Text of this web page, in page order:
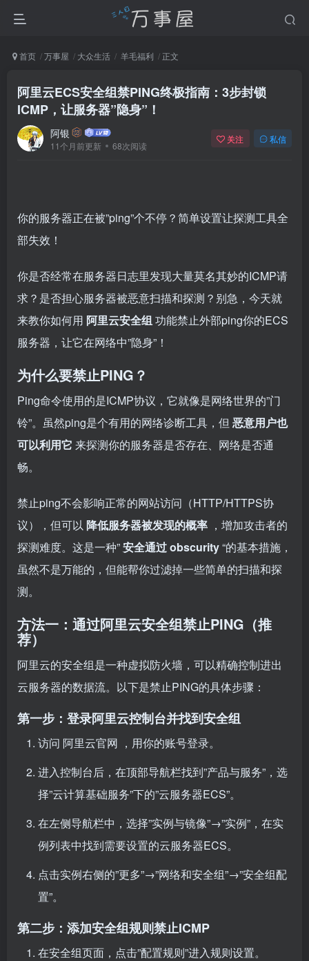
首页 万事屋 大众生活 羊毛福利 正文
阿里云ECS安全组禁PING终极指南：3步封锁
ICMP，让服务器”隐身”！
阿银
11个月前更新 68次阅读
关注 私信
你的服务器正在被”ping”个不停？简单设置让探测工具全
部失效！
你是否经常在服务器日志里发现大量莫名其妙的ICMP请
求？是否担心服务器被恶意扫描和探测？别急，今天就
来教你如何用 阿里云安全组功能禁止外部ping你的ECS
服务器，让它在网络中”隐身”！
为什么要禁止PING？
Ping命令使用的是ICMP协议，它就像是网络世界的”门
铃”。虽然ping是个有用的网络诊断工具，但 恶意用户也
可以利用它 来探测你的服务器是否存在、网络是否通
畅。
禁止ping不会影响正常的网站访问（HTTP/HTTPS协
议），但可以 降低服务器被发现的概率 ，增加攻击者的
探测难度。这是一种”安全通过 obscurity“的基本措施，
虽然不是万能的，但能帮你过滤掉一些简单的扫描和探
测。
方法一：通过阿里云安全组禁止PING（推
荐）
阿里云的安全组是一种虚拟防火墙，可以精确控制进出
云服务器的数据流。以下是禁止PING的具体步骤：
第一步：登录阿里云控制台并找到安全组
访问 阿里云官网 ，用你的账号登录。
进入控制台后，在顶部导航栏找到”产品与服务”，选
择”云计算基础服务”下的”云服务器ECS”。
在左侧导航栏中，选择”实例与镜像”→”实例”，在实
例列表中找到需要设置的云服务器ECS。
点击实例右侧的”更多”→”网络和安全组”→”安全组配
置”。
第二步：添加安全组规则禁止ICMP
在安全组页面，点击”配置规则”进入规则设置。